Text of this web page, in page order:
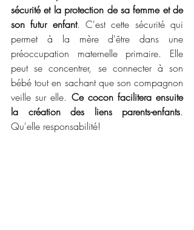
sécurité et la protection de sa femme et de
son futur enfant. C'est cette sécurité qui
permet à la mère d'être dans une
préoccupation maternelle primaire. Elle
peut se concentrer, se connecter à son
bébé tout en sachant que son compagnon
veille sur elle. Ce cocon facilitera ensuite
la création des liens parents-enfants.
Qu'elle responsabilité!